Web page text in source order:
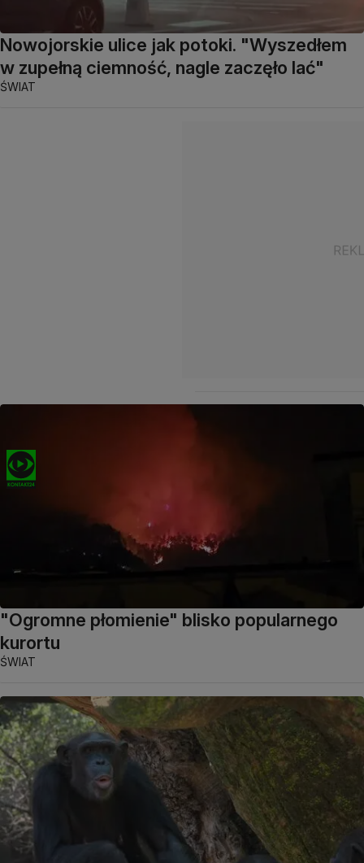
Nowojorskie ulice jak potoki. "Wyszedłem
w zupełną ciemność, nagle zaczęło lać"
ŚWIAT
"Ogromne płomienie" blisko popularnego
kurortu
ŚWIAT